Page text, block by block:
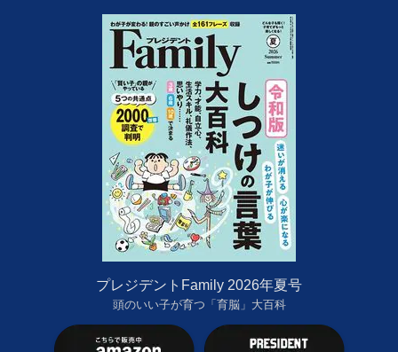
プレジデントFamily 2026年夏号
頭のいい子が育つ「育脳」大百科